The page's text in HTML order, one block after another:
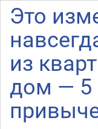
Это
из
дом — 5